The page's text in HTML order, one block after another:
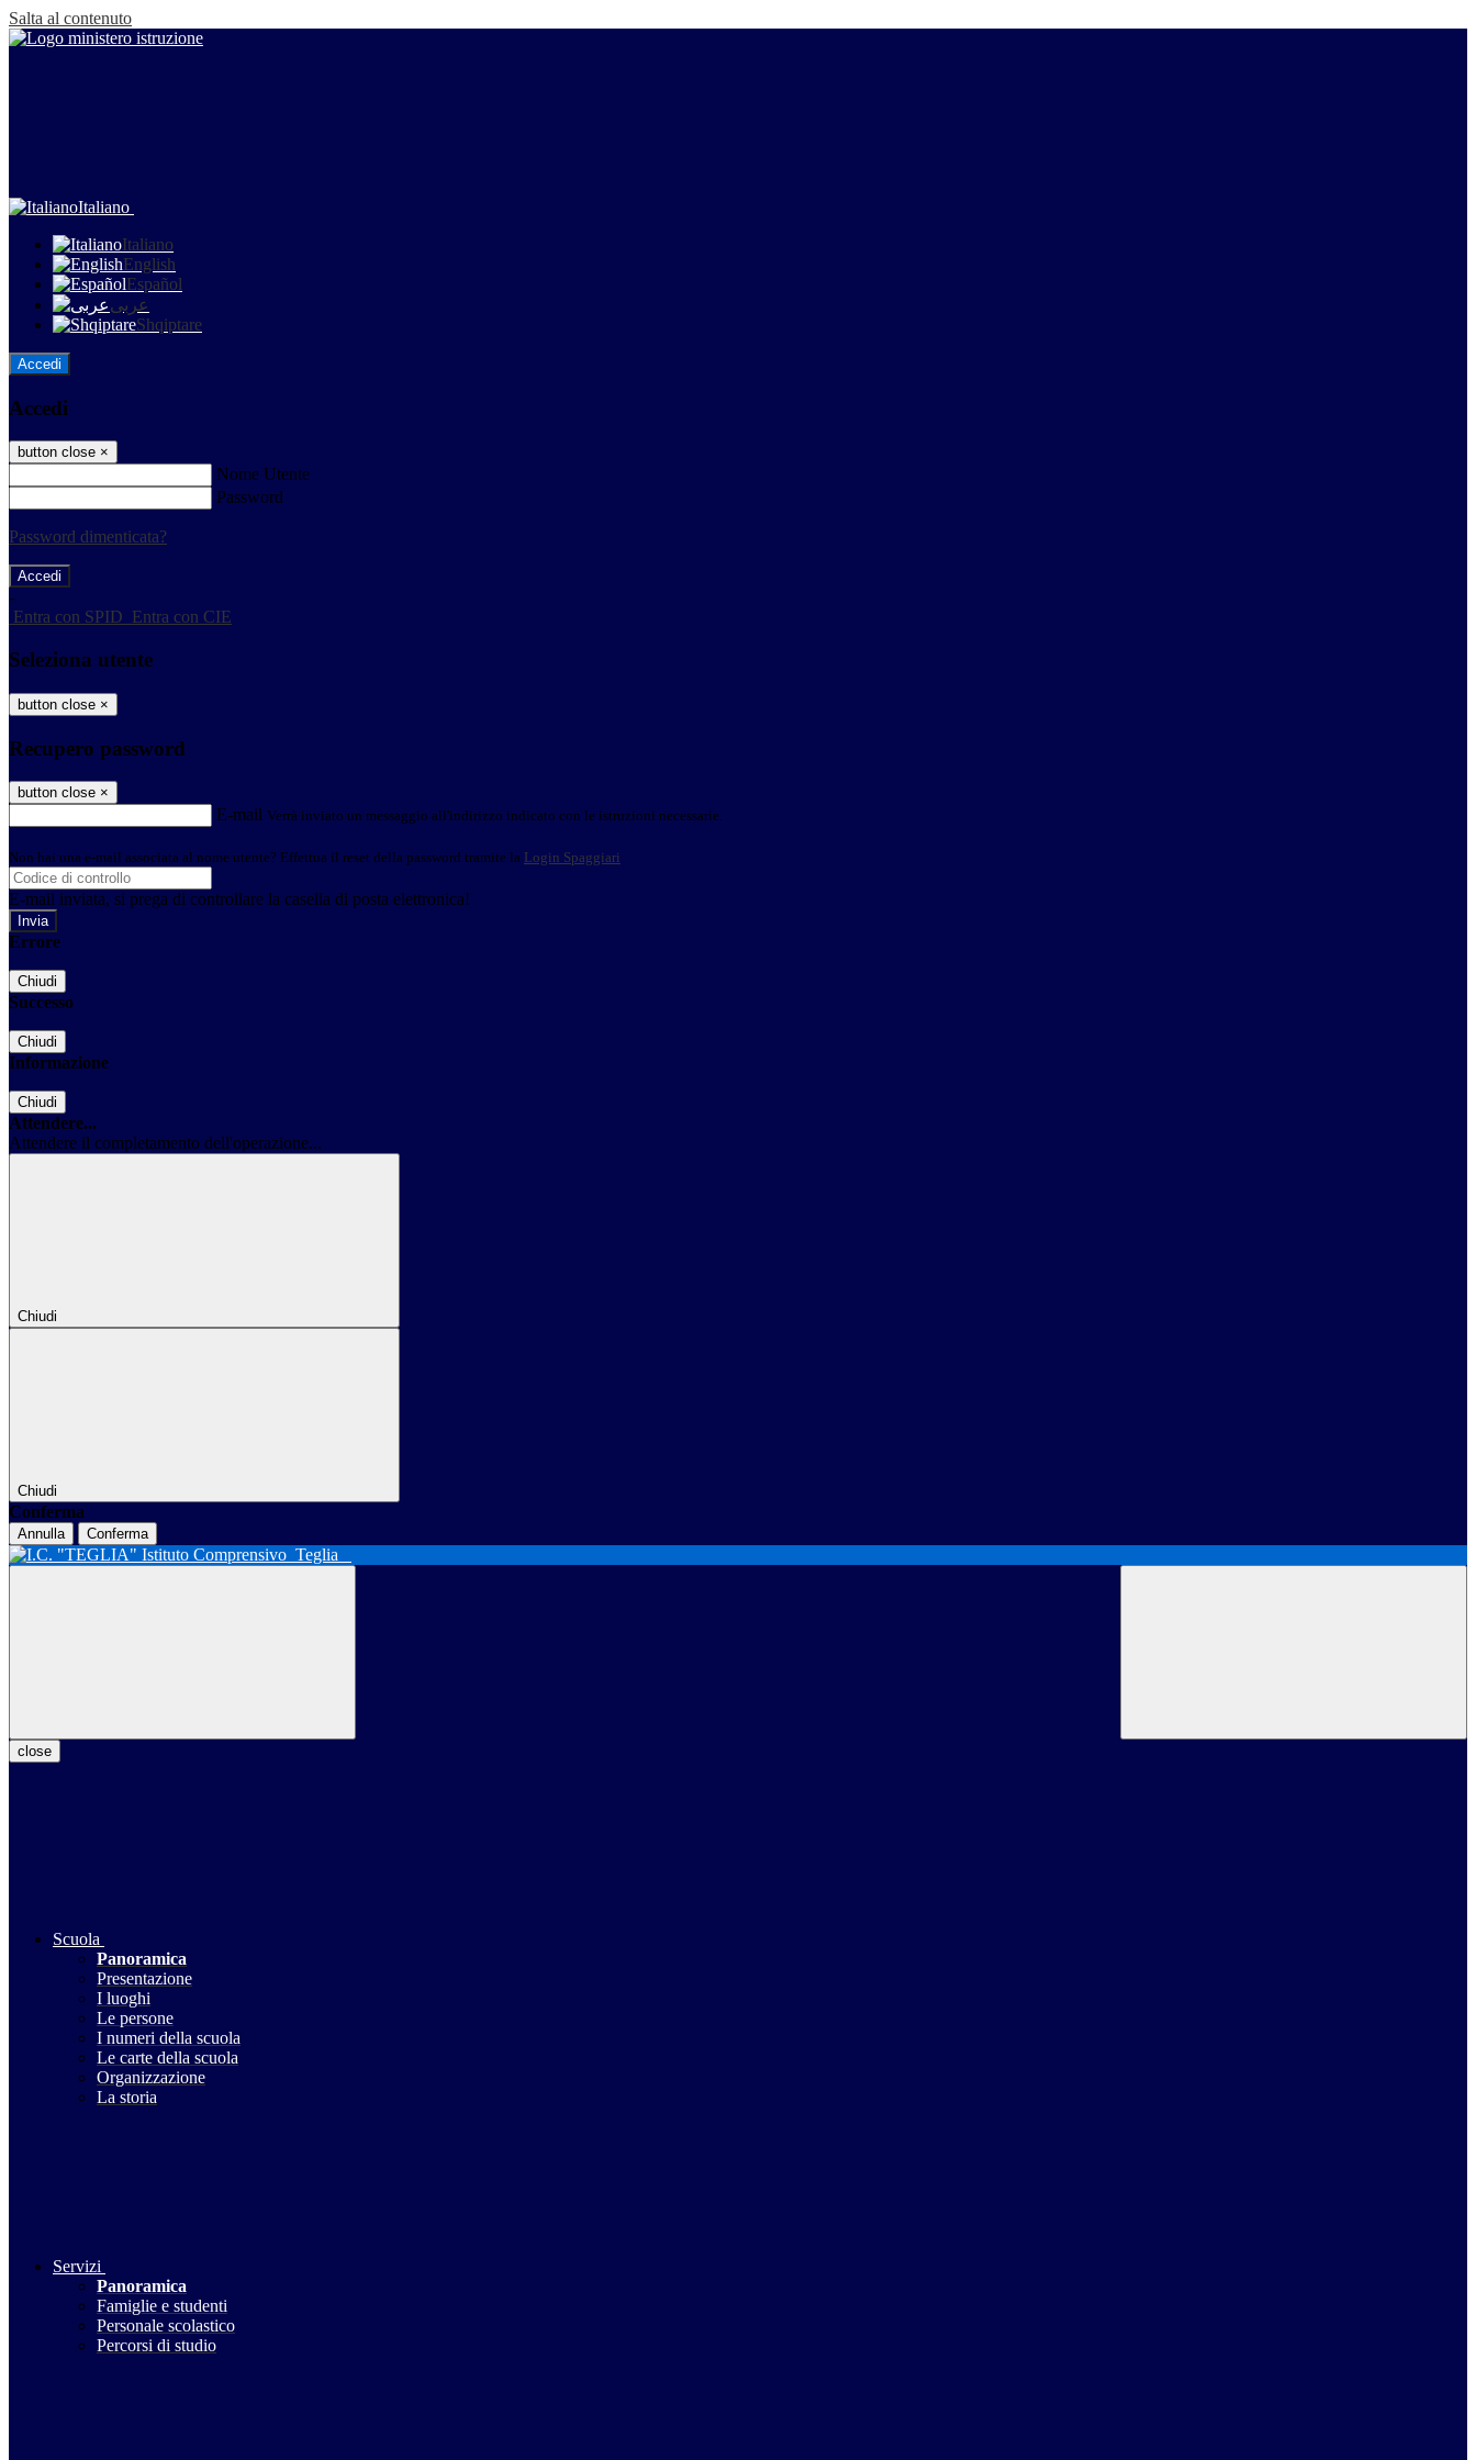
Salta al contenuto
Italiano
Italiano
English
Español
عربى
Shqiptare
Accedi
Accedi
button close ×
Nome Utente
Password
Password dimenticata?
-
Entra con SPID Entra con CIE
Seleziona utente
button close ×
Recupero password
button close ×
E-mail Verrà inviato un messaggio all'indirizzo indicato con le istruzioni necessarie.
Non hai una e-mail associata al nome utente? Effettua il reset della password tramite la Login Spaggiari
E-mail inviata, si prega di controllare la casella di posta elettronica!
Errore
Chiudi
Successo
Chiudi
Informazione
Chiudi
Attendere...
Attendere il completamento dell'operazione...
Chiudi
Chiudi
Conferma
Annulla Conferma
Istituto Comprensivo Teglia
close
Scuola
Panoramica
Presentazione
I luoghi
Le persone
I numeri della scuola
Le carte della scuola
Organizzazione
La storia
Servizi
Panoramica
Famiglie e studenti
Personale scolastico
Percorsi di studio